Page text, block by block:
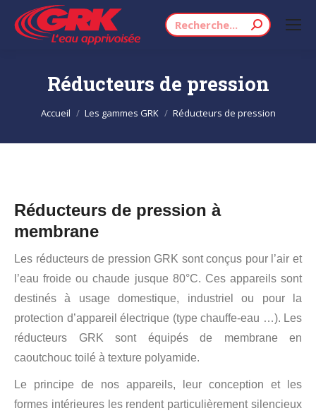
Recherche
Réducteurs de pression
Vous êtes ici :
Accueil Les gammes GRK Réducteurs de pression
Réducteurs de pression à
membrane
Les réducteurs de pression GRK sont conçus pour l’air et
l’eau froide ou chaude jusque 80°C. Ces appareils sont
destinés à usage domestique, industriel ou pour la
protection d’appareil électrique (type chauffe-eau …). Les
réducteurs GRK sont équipés de membrane en
caoutchouc toilé à texture polyamide.
Le principe de nos appareils, leur conception et les
formes intérieures les rendent particulièrement silencieux